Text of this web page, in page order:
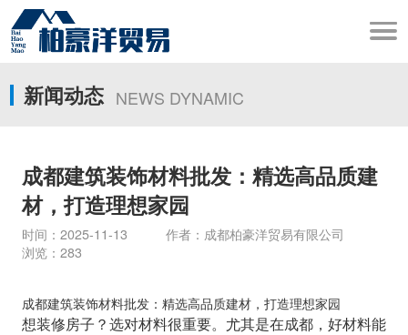
新闻动态 NEWS DYNAMIC
成都建筑装饰材料批发：精选高品质建
材，打造理想家园
时间：2025-11-13 作者：成都柏豪洋贸易有限公司
浏览：283
成都建筑装饰材料批发：精选高品质建材，打造理想家园
想装修房子？选对材料很重要。尤其是在成都，好材料能